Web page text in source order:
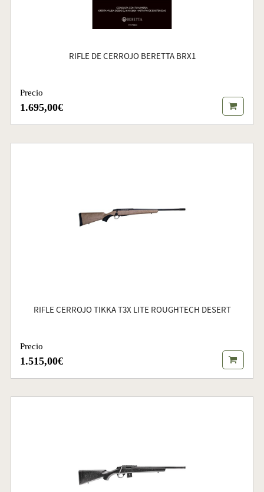
RIFLE DE CERROJO BERETTA BRX1
Precio
1.695,00€
RIFLE CERROJO TIKKA T3X LITE ROUGHTECH DESERT
Precio
1.515,00€